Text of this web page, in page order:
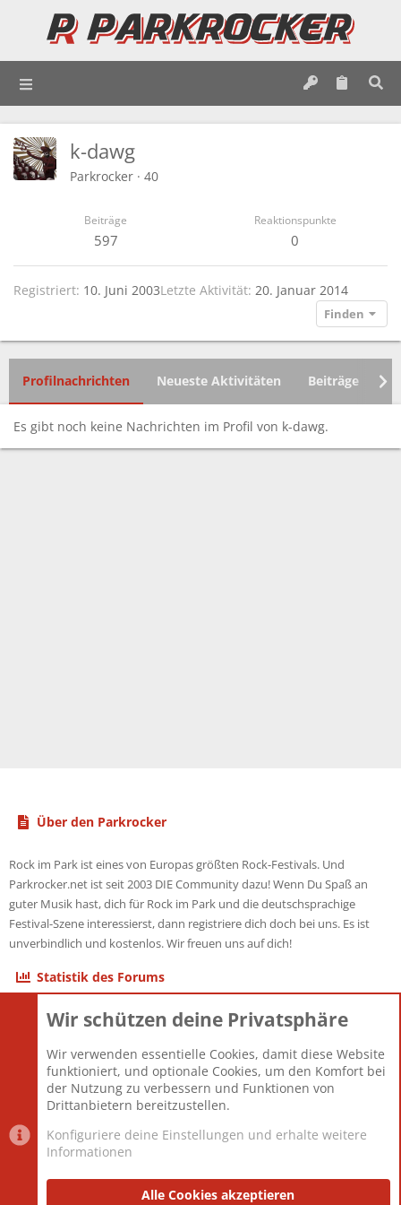
k-dawg
Parkrocker · 40
Beiträge
597
Reaktionspunkte
0
Registriert 10. Juni 2003Letzte Aktivität 20. Januar 2014
Finden
Profilnachrichten Neueste Aktivitäten Beiträge
Es gibt noch keine Nachrichten im Profil von k-dawg.
Über den Parkrocker
Rock im Park ist eines von Europas größten Rock-Festivals. Und
Parkrocker.net ist seit 2003 DIE Community dazu! Wenn Du Spaß an
guter Musik hast, dich für Rock im Park und die deutschsprachige
Festival-Szene interessierst, dann registriere dich doch bei uns. Es ist
unverbindlich und kostenlos. Wir freuen uns auf dich!
Statistik des Forums
Themen
Mitglieder
12.425
Neuestes Mitglied
Toddster85
Datenschutzerklärung Impressum
Wir schützen deine Privatsphäre
Wir verwenden essentielle Cookies, damit diese Website
funktioniert, und optionale Cookies, um den Komfort bei
der Nutzung zu verbessern und Funktionen von
Drittanbietern bereitzustellen.
Konfiguriere deine Einstellungen und erhalte weitere
Informationen
Alle Cookies akzeptieren